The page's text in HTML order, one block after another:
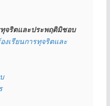
ทุจริตและประพฤติมิชอบ
งเรียนการทุจริตและ